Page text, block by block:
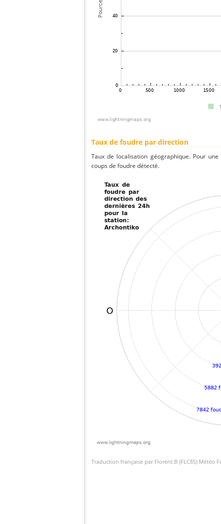
Taux de foudre par direction
Taux de localisation géographique. Pour
coups de foudre détecté.
Traduction française par Florent.B (FLC85) Météo